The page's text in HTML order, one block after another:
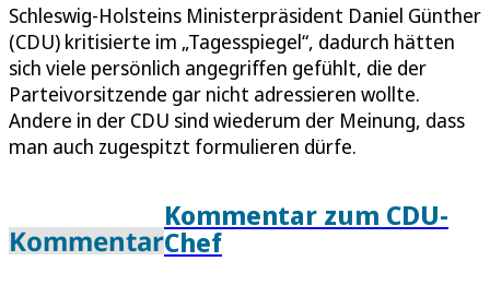
Schleswig-Holsteins Ministerpräsident Daniel Günther
(CDU) kritisierte im „Tagesspiegel“, dadurch hätten
sich viele persönlich angegriffen gefühlt, die der
Parteivorsitzende gar nicht adressieren wollte.
Andere in der CDU sind wiederum der Meinung, dass
man auch zugespitzt formulieren dürfe.
Kommentar
Kommentar zum CDU-
Chef